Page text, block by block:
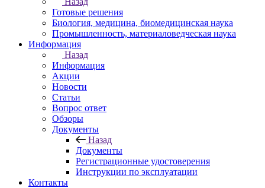
Готовые решения
Биология, медицина, биомедицинская наука
Промышленность, материаловедческая наука
Информация
Назад
Информация
Акции
Новости
Статьи
Вопрос ответ
Обзоры
Документы
Назад
Документы
Регистрационные удостоверения
Инструкции по эксплуатации
Контакты